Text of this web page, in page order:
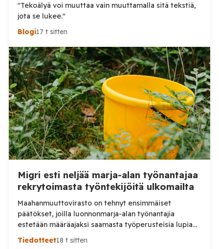
"Tekoälyä voi muuttaa vain muuttamalla sitä tekstiä,
jota se lukee."
Blogi17 t sitten
Migri esti neljää marja-alan työnantajaa
rekrytoimasta työntekijöitä ulkomailta
Maahanmuuttovirasto on tehnyt ensimmäiset
päätökset, joilla luonnonmarja-alan työnantajia
estetään määräajaksi saamasta työperusteisia lupia
ulkomailta rekrytoitaville työntekijöille. Päätösten
Tiedotteet18 t sitten